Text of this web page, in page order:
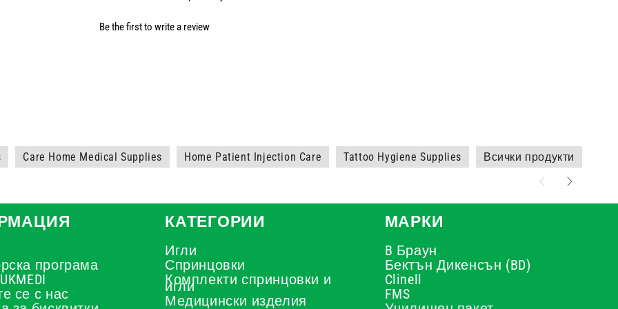
Be the first to write a review
Care Home Medical Supplies Home Patient Injection Care Tattoo Hygiene Supplies Всички продукти
програма
се с нас
КАТЕГОРИИ
Игли
Спринцовки
Комплекти спринцовки и
игли
Медицински изделия
МАРКИ
B Браун
Бектън Дикенсън (BD)
Clinell
FMS